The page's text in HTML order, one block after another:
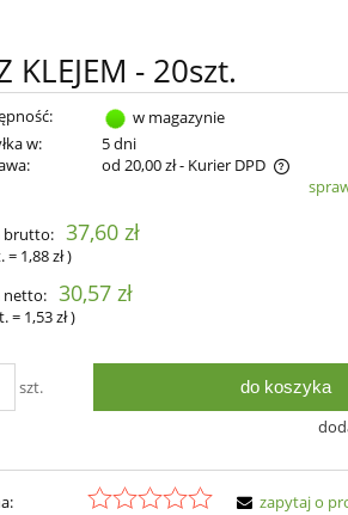
- 20szt.
w magazynie
w:
5 dni
od 20,00 zł- Kurier DPD
brutto: 37,60 zł
= 1,88 zł)
netto: 30,57 zł
= 1,53 zł)
szt. do koszyka
zapytaj o